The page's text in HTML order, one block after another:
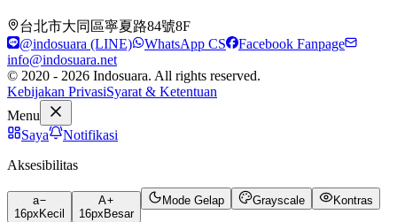
台北市大同區寧夏路84號8F
@indosuara (LINE)
WhatsApp CS
Facebook Fanpage
info@indosuara.net
© 2020 - 2026 Indosuara. All rights reserved.
Kebijakan PrivasiSyarat & Ketentuan
Menu
Saya
Notifikasi
Aksesibilitas
a
16px Kecil
A
16px Besar
Mode Gelap Grayscale Kontras